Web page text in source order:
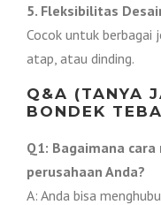
5. Fleksibilitas
Cocok untuk berbagai
atap, atau dinding.
Q&A (TANYA
BONDEK
Q1: Bagaimana
perusahaan Anda?
A: Anda bisa